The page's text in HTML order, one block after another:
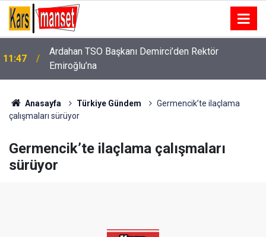
Ardahan TSO Başkanı Demirci’den Rektör
Emiroğlu’na
11:47
Battalgazi Belediyesi Yaz Okulları şenlikle
tamamlandı
Anasayfa Türkiye Gündem
Germencik’te ilaçlama
çalışmaları sürüyor
Germencik’te ilaçlama çalışmaları
sürüyor